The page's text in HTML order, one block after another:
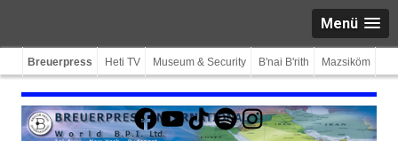
Menü
Breuerpress Heti TV Museum & Security B'nai B'rith Mazsiköm
Facebook
YouTube
TikTokSpotifyInstagram